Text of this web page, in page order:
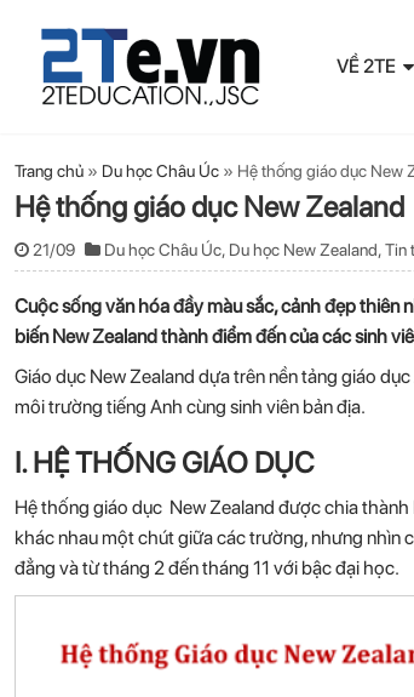
VỀ 2TE
Trang chủ » Du học Châu Úc » Hệ thống giáo dục New
Hệ thống giáo dục New Zealand
21/09 Du học Châu Úc, Du học New Zealand,Tin
Cuộc sống văn hóa đầy màu sắc, cảnh đẹp thiên
biến New Zealand thành điểm đến của các sinh
Giáo dục New Zealand dựa trên nền tảng giáo
môi trường tiếng Anh cùng sinh viên bản địa.
I. HỆ THỐNG GIÁO DỤC
Hệ thống giáo dục New Zealand được chia thành
khác nhau một chút giữa các trường, nhưng nhìn
đẳng và từ tháng 2 đến tháng 11 với bậc đại học.